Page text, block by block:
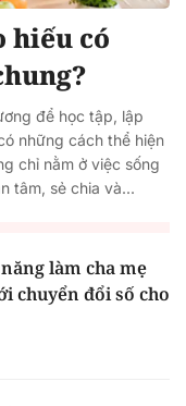
hiếu có
để học tập, lập
những cách thể hiện
chỉ nằm ở việc sống
tâm, sẻ chia và...
làm cha mẹ
chuyển đổi số cho